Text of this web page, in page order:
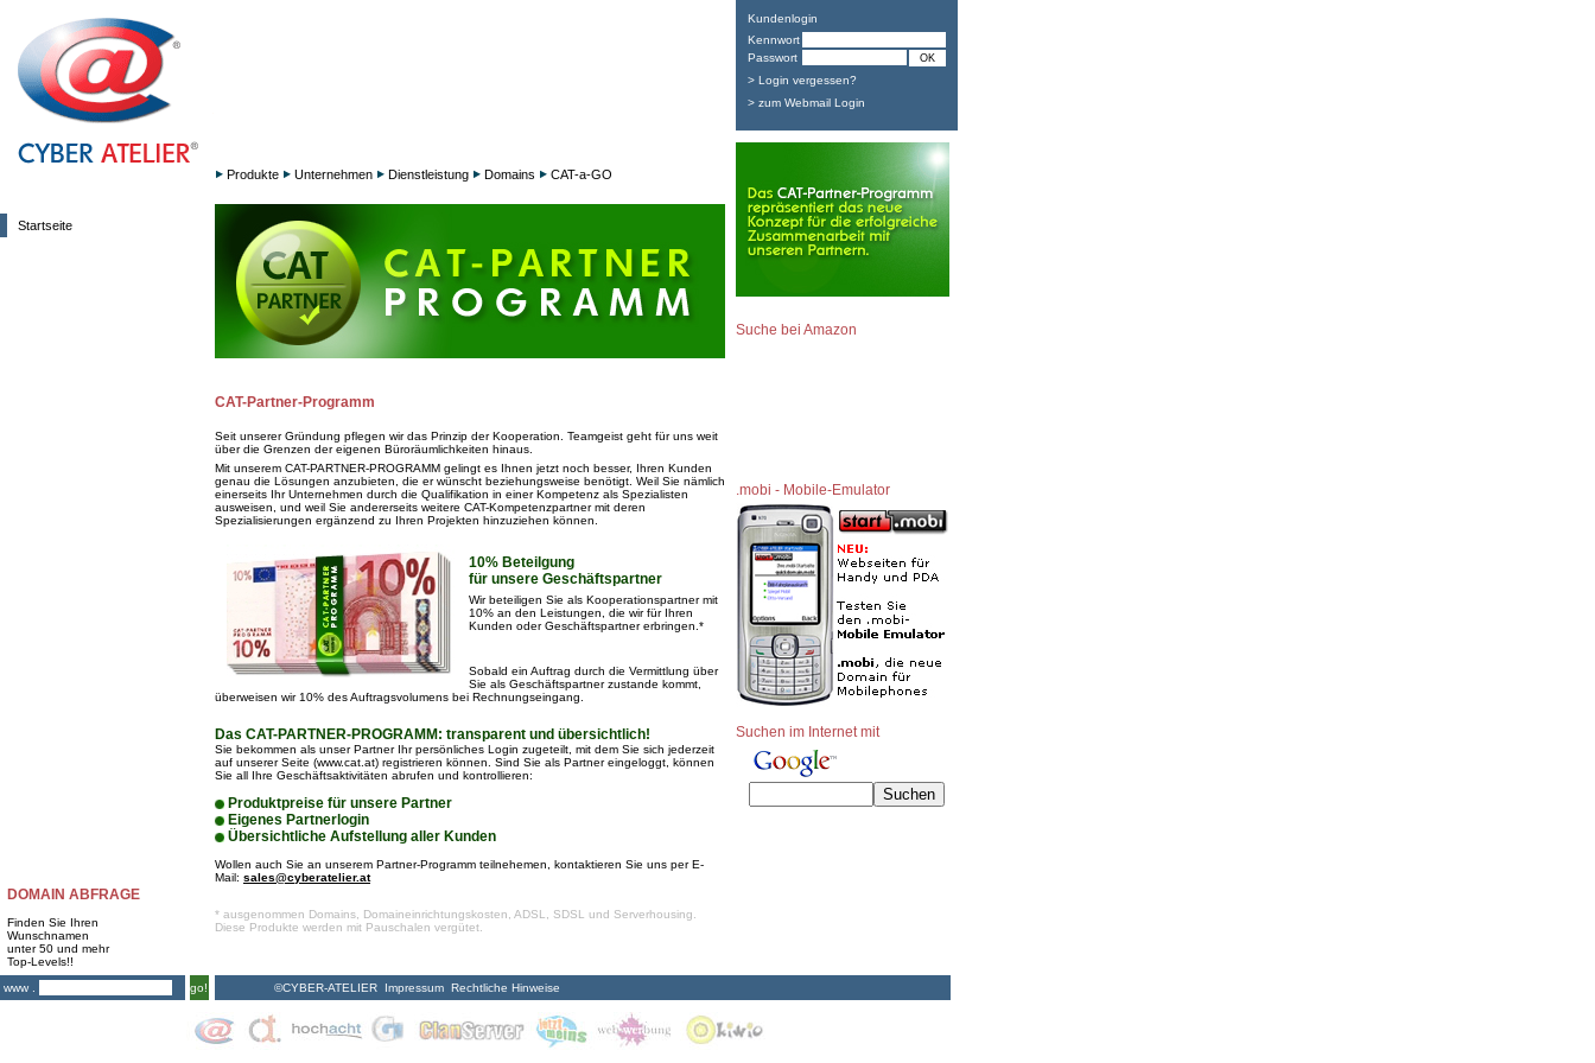
Startseite
DOMAIN ABFRAGE
Finden Sie Ihren
Wunschnamen
unter 50 und mehr
Top-Levels!!
www .
go!
Produkte Unternehmen Dienstleistung Domains CAT-a-GO
CAT-Partner-Programm
Seit unserer Gründung pflegen wir das Prinzip der Kooperation. Teamgeist geht für uns weit
über die Grenzen der eigenen Büroräumlichkeiten hinaus.
Mit unserem CAT-PARTNER-PROGRAMM gelingt es Ihnen jetzt noch besser, Ihren Kunden
genau die Lösungen anzubieten, die er wünscht beziehungsweise benötigt. Weil Sie nämlich
einerseits Ihr Unternehmen durch die Qualifikation in einer Kompetenz als Spezialisten
ausweisen, und weil Sie andererseits weitere CAT-Kompetenzpartner mit deren
Spezialisierungen ergänzend zu Ihren Projekten hinzuziehen können.
10% Beteilgung
für unsere Geschäftspartner
Wir beteiligen Sie als Kooperationspartner mit
10% an den Leistungen, die wir für Ihren
Kunden oder Geschäftspartner erbringen.*
Sobald ein Auftrag durch die Vermittlung über
Sie als Geschäftspartner zustande kommt,
überweisen wir 10% des Auftragsvolumens bei Rechnungseingang.
Das CAT-PARTNER-PROGRAMM: transparent und übersichtlich!
Sie bekommen als unser Partner Ihr persönliches Login zugeteilt, mit dem Sie sich jederzeit
auf unserer Seite (www.cat.at) registrieren können. Sind Sie als Partner eingeloggt, können
Sie all Ihre Geschäftsaktivitäten abrufen und kontrollieren:
Produktpreise für unsere Partner
Eigenes Partnerlogin
Übersichtliche Aufstellung aller Kunden
Wollen auch Sie an unserem Partner-Programm teilnehemen, kontaktieren Sie uns per E-
Mail: sales@cyberatelier.at
* ausgenommen Domains, Domaineinrichtungskosten, ADSL, SDSL und Serverhousing.
Diese Produkte werden mit Pauschalen vergütet.
©CYBER-ATELIER Impressum Rechtliche Hinweise
Kundenlogin
Kennwort
Passwort
> Login vergessen?
> zum Webmail Login
Suche bei Amazon
.mobi - Mobile-Emulator
Suchen im Internet mit